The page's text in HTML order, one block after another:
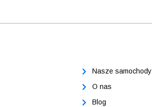
Nasze samochody
O nas
Blog